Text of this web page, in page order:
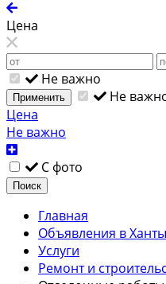
Цена
Не важно
Применить
Не
Цена
Не важно
С фото
Поиск
Главная
Объявления в
Услуги
Ремонт и